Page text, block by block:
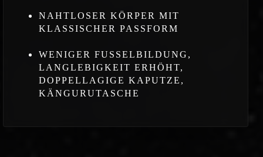
NAHTLOSER KÖRPER MIT
KLASSISCHER PASSFORM
WENIGER FUSSELBILDUNG,
LANGLEBIGKEIT ERHÖHT,
DOPPELLAGIGE KAPUTZE,
KÄNGURUTASCHE